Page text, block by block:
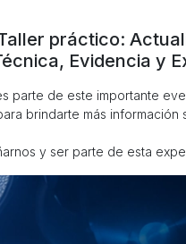
práctico:
Evidencia y
parte de este importante
brindarte más información
y ser parte de esta